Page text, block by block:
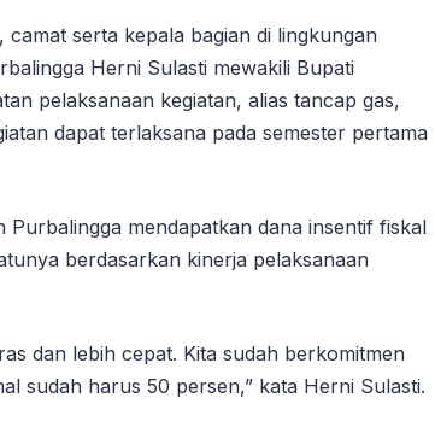
serta kepala bagian di lingkungan
Herni Sulasti mewakili Bupati
pelaksanaan kegiatan, alias tancap gas,
dapat terlaksana pada semester pertama
mendapatkan dana insentif fiskal
berdasarkan kinerja pelaksanaan
dan lebih cepat. Kita sudah berkomitmen
sudah harus 50 persen,” kata Herni Sulasti.